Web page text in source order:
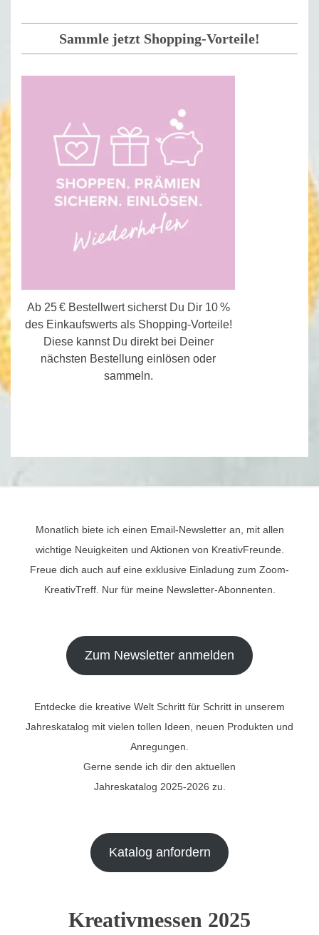
Sammle jetzt Shopping-Vorteile!
Ab 25 € Bestellwert sicherst Du Dir 10 %
des Einkaufswerts als Shopping-Vorteile!
Diese kannst Du direkt bei Deiner
nächsten Bestellung einlösen oder
sammeln.
Monatlich biete ich einen Email-Newsletter an, mit allen
wichtige Neuigkeiten und Aktionen von KreativFreunde.
Freue dich auch auf eine exklusive Einladung zum Zoom-
KreativTreff. Nur für meine Newsletter-Abonnenten.
Zum Newsletter anmelden
Entdecke die kreative Welt Schritt für Schritt in unserem
Jahreskatalog mit vielen tollen Ideen, neuen Produkten und
Anregungen.
Gerne sende ich dir den aktuellen
Jahreskatalog 2025-2026 zu.
Katalog anfordern
Kreativmessen 2025